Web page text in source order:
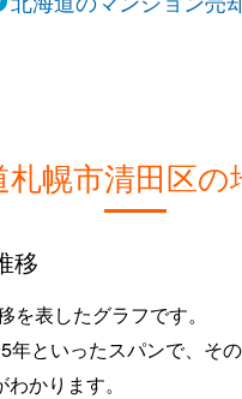
札幌市清田区の
移
を表したグラフです。
年といったスパンで、そ
かります。